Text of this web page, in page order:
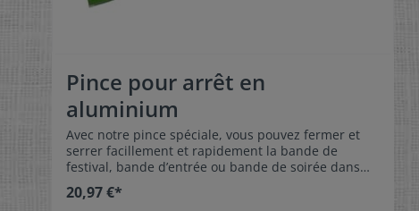
Pince pour arrêt en
aluminium
Avec notre pince spéciale, vous pouvez fermer et
serrer facillement et rapidement la bande de
festival, bande d’entrée ou bande de soirée dans
montrer avec vous pendant les festivités et elle
20,97 €*